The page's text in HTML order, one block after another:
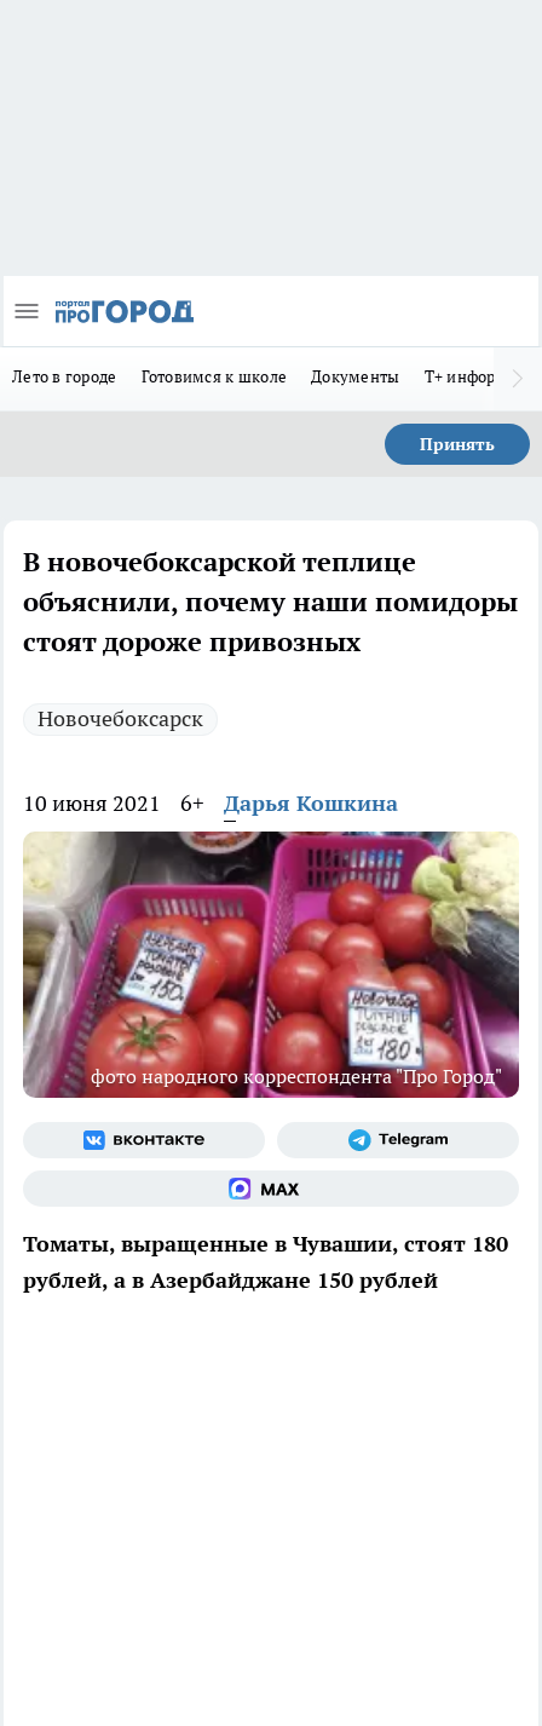
Лето в городе Готовимся к школе Документы Т+
Принять
В новочебоксарской теплице
объяснили, почему наши помидоры
стоят дороже привозных
Новочебоксарск
10 июня 2021 6+ Дарья Кошкина
фото народного корреспондента "Про Город"
Томаты, выращенные в Чувашии, стоят 180
рублей, а в Азербайджане 150 рублей